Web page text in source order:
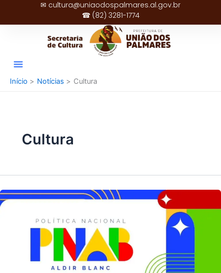
✉ cultura@uniaodospalmares.al.gov.br
☎ (82) 3281-1774
Início Notícias Cultura
Cultura